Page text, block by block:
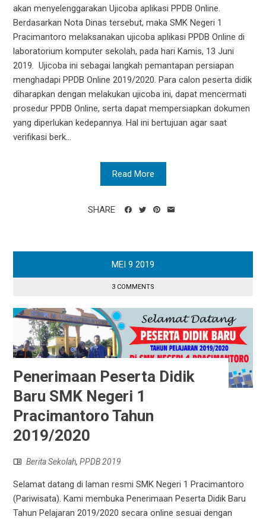
akan menyelenggarakan Ujicoba aplikasi PPDB Online.
Berdasarkan Nota Dinas tersebut, maka SMK Negeri 1
Pracimantoro melaksanakan ujicoba aplikasi PPDB Online di
laboratorium komputer sekolah, pada hari Kamis, 13 Juni
2019. Ujicoba ini sebagai langkah pemantapan persiapan
menghadapi PPDB Online 2019/2020. Para calon peserta didik
diharapkan dengan melakukan ujicoba ini, dapat mencermati
prosedur PPDB Online, serta dapat mempersiapkan dokumen
yang diperlukan kedepannya. Hal ini bertujuan agar saat
verifikasi berk...
Read More
SHARE
MEI 9 2019
3 COMMENTS
Penerimaan Peserta Didik
Baru SMK Negeri 1
Pracimantoro Tahun
2019/2020
Berita Sekolah,PPDB 2019
Selamat datang di laman resmi SMK Negeri 1 Pracimantoro
(Pariwisata). Kami membuka Penerimaan Peserta Didik Baru
Tahun Pelajaran 2019/2020 secara online sesuai dengan